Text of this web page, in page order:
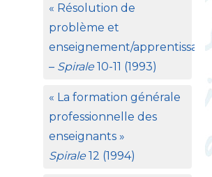
« Résolution de
problème et
enseignement/apprentissage
– Spirale10-11 (1993)
« La formation générale
professionnelle des
enseignants »
Spirale12 (1994)